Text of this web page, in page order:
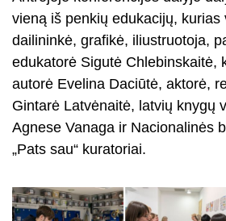
vieną iš penkių edukacijų, kurias
dailininkė, grafikė, iliustruotoja,
edukatorė Sigutė Chlebinskaitė,
autorė Evelina Daciūtė, aktorė,
Gintarė Latvėnaitė, latvių knygų
Agnese Vanaga ir Nacionalinės
„Pats sau“ kuratoriai.